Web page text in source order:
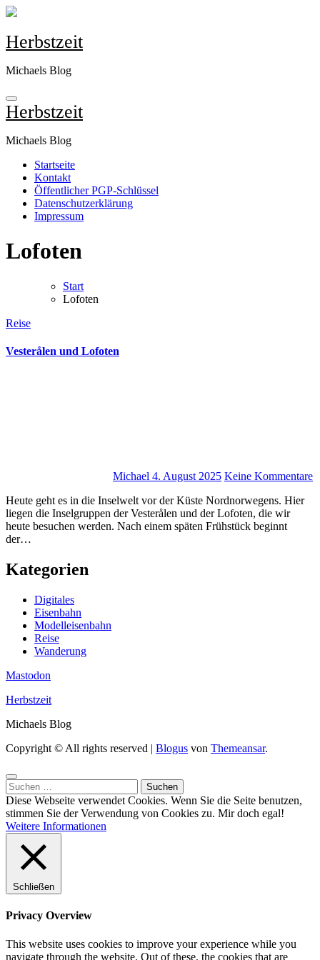
Zum
springen
Herbstzeit
Michaels Blog
Herbstzeit
Michaels Blog
Startseite
Kontakt
Öffentlicher PGP-Schlüssel
Datenschutzerklärung
Impressum
Lofoten
Start
Lofoten
Reise
Vesterålen und Lofoten
Michael 4. August 2025 Keine Kommentare
Heute geht es in die Inselwelt vor der Küste Nordnorwegens. Hier
liegen die Inselgruppen der Vesterålen und der Lofoten, die wir
heute besuchen werden. Nach einem späten Frühstück beginnt
der…
Kategorien
Digitales
Eisenbahn
Modelleisenbahn
Reise
Wanderung
Mastodon
Herbstzeit
Michaels Blog
Copyright © All rights reserved | Blogus von Themeansar.
Suchen
nach:
Diese Webseite verwendet Cookies. Wenn Sie die Seite benutzen,
stimmen Sie der Verwendung von Cookies zu. Mir doch egal!
Weitere Informationen
Schließen
Privacy Overview
This website uses cookies to improve your experience while you
navigate through the website. Out of these, the cookies that are